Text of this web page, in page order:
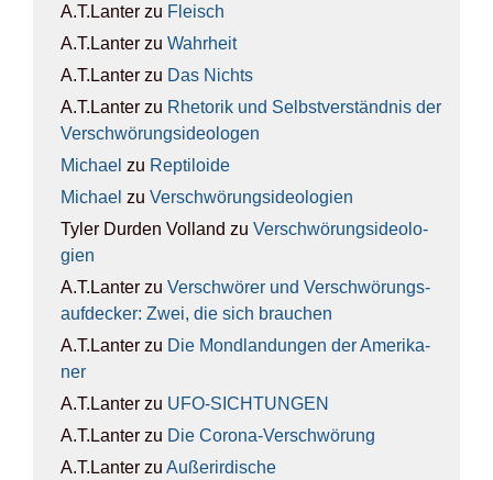
A.T.Lanter zu Fleisch
A.T.Lanter zu Wahr­heit
A.T.Lanter zu Das Nichts
A.T.Lanter zu Rhe­to­rik und Selbst­ver­ständ­nis der
Ver­schwö­rungs­ideo­lo­gen
Michael zu Rep­ti­lo­ide
Michael zu Ver­schwö­rungs­ideo­lo­gien
Tyler Durden Volland zu Ver­schwö­rungs­ideo­lo­
gien
A.T.Lanter zu Ver­schwö­rer und Ver­schwö­rungs­
auf­de­cker: Zwei, die sich brau­chen
A.T.Lanter zu Die Mond­lan­dun­gen der Ame­ri­ka­
ner
A.T.Lanter zu UFO-SICH­TUN­GEN
A.T.Lanter zu Die Coro­na-Ver­schwö­rung
A.T.Lanter zu Außer­ir­di­sche